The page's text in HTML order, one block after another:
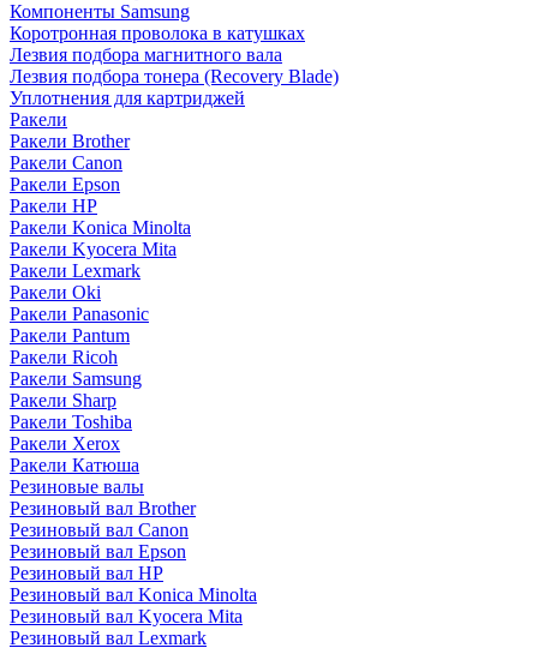
Компоненты Samsung
Коротронная проволока в катушках
Лезвия подбора магнитного вала
Лезвия подбора тонера (Recovery Blade)
Уплотнения для картриджей
Ракели
Ракели Brother
Ракели Canon
Ракели Epson
Ракели HP
Ракели Konica Minolta
Ракели Kyocera Mita
Ракели Lexmark
Ракели Oki
Ракели Panasonic
Ракели Pantum
Ракели Ricoh
Ракели Samsung
Ракели Sharp
Ракели Toshiba
Ракели Xerox
Ракели Катюша
Резиновые валы
Резиновый вал Brother
Резиновый вал Canon
Резиновый вал Epson
Резиновый вал HP
Резиновый вал Konica Minolta
Резиновый вал Kyocera Mita
Резиновый вал Lexmark